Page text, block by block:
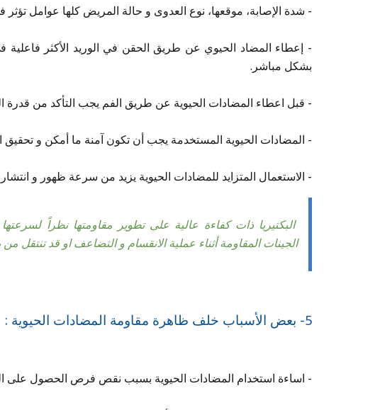
- شدة الإصابة، موقعها، نوع العدوى و حالة المريض كلها عوامل تؤثر
- إعطاء المضاد الحيوي عن طريق الحقن في الوريد الأكثر فاعلية في
بشكل مباشر.
- قبل اعطاء المضادات الحيوية عن طريق الفم يجب التأكد من قدرة
- المضادات الحيوية المستخدمة يجب أن تكون آمنة ما أمكن و تحقيق
- الاستعمال المتزايد للمضادات الحيوية يزيد من سرعة ظهور و انتشار
البكتيريا ذات كفاءة عالية على تطوير مقاومتها نظراً
الجينات المقاومة أثناء عملية الانقسام و التضاعف او قد تنتقل من
5- بعض الأسباب خلف ظاهرة مقاومة المضادات الحيوية :
- اساءة استخدام المضادات الحيوية بسبب نقص فرص الحصول على